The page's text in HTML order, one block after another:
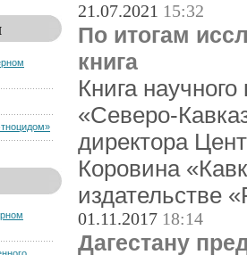
21.07.2021 15:32
По итогам
книга
Книга
«Северо-
директора
Коровина
издательстве
01.11.2017 18:14
Дагестану